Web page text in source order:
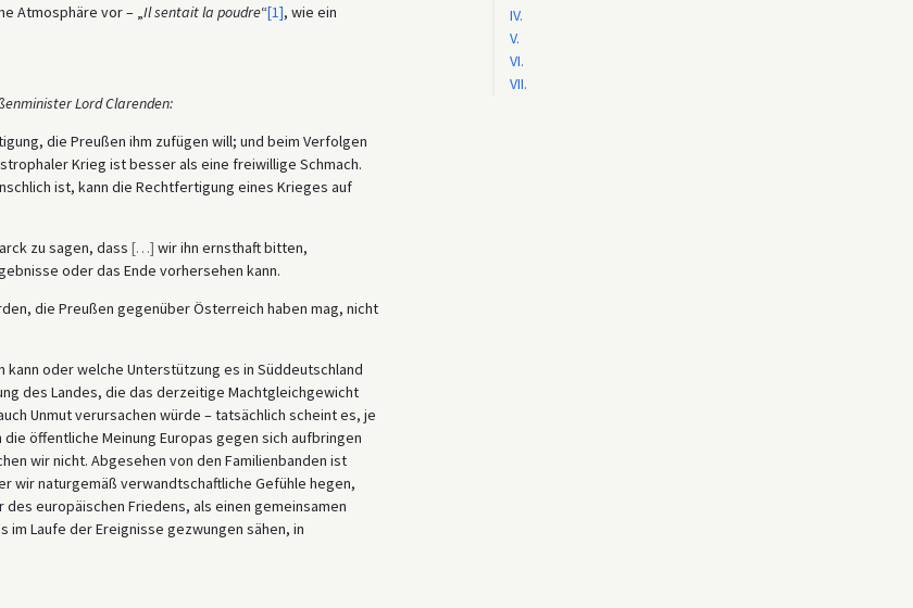
Atmosphäre vor – „Il sentait la poudre“[1], wie ein
Lord Clarenden:
die Preußen ihm zufügen will; und beim Verfolgen
Krieg ist besser als eine freiwillige Schmach.
ist, kann die Rechtfertigung eines Krieges auf
zu sagen, dass […] wir ihn ernsthaft bitten,
oder das Ende vorhersehen kann.
die Preußen gegenüber Österreich haben mag, nicht
oder welche Unterstützung es in Süddeutschland
des Landes, die das derzeitige Machtgleichgewicht
Unmut verursachen würde – tatsächlich scheint es, je
öffentliche Meinung Europas gegen sich aufbringen
wir nicht. Abgesehen von den Familienbanden ist
wir naturgemäß verwandtschaftliche Gefühle hegen,
europäischen Friedens, als einen gemeinsamen
Laufe der Ereignisse gezwungen sähen, in
IV.
V.
VI.
VII.